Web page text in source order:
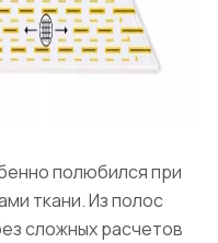
полюбился при
ткани. Из полос
сложных расчетов